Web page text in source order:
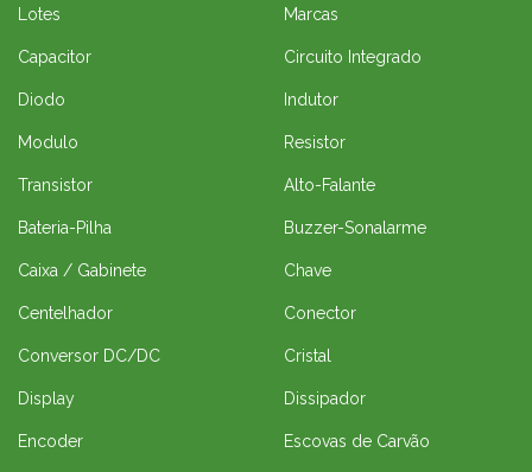
Lotes Marcas
Capacitor Circuito Integrado
Diodo Indutor
Modulo Resistor
Transistor Alto-Falante
Bateria-Pilha Buzzer-Sonalarme
Caixa / Gabinete Chave
Centelhador Conector
Conversor DC/DC Cristal
Display Dissipador
Encoder Escovas de Carvão